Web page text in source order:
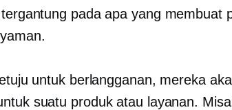
pada apa yang membuat
untuk berlangganan, mereka
suatu produk atau layanan.